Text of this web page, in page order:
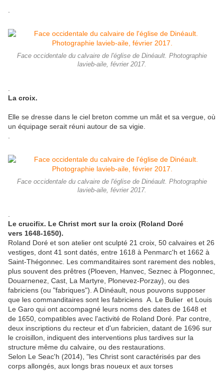
Face occidentale du calvaire de l'église de Dinéault. Photographie
lavieb-aile, février 2017.
La croix.
Elle se dresse dans le ciel breton comme un mât et sa vergue, où
un équipage serait réuni autour de sa vigie.
Face occidentale du calvaire de l'église de Dinéault. Photographie
lavieb-aile, février 2017.
Le crucifix. Le Christ mort sur la croix (Roland Doré
vers 1648-1650).
Roland Doré et son atelier ont sculpté 21 croix, 50 calvaires et 26
vestiges, dont 41 sont datés, entre 1618 à Penmarc'h et 1662 à
Saint-Thégonnec. Les commanditaires sont rarement des nobles,
plus souvent des prêtres (Ploeven, Hanvec, Seznec à Plogonnec,
Douarnenez, Cast, La Martyre, Plonevez-Porzay), ou des
fabriciens (ou "fabriques"). A Dinéault, nous pouvons supposer
que les commanditaires sont les fabriciens A. Le Bulier et Louis
Le Garo qui ont accompagné leurs noms des dates de 1648 et
de 1650, compatibles avec l'activité de Roland Doré. Par contre,
deux inscriptions du recteur et d'un fabricien, datant de 1696 sur
le croisillon, indiquent des interventions plus tardives sur la
structure même du calvaire, ou des restaurations.
Selon Le Seac'h (2014), "les Christ sont caractérisés par des
corps allongés, aux longs bras noueux et aux torses